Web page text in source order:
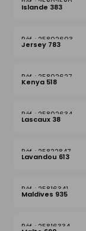
Islande 383
25802603
Jersey 783
25802627
Kenya 518
25802634
Lascaux 38
25822847
Lavandou 613
25816341
Maldives 935
25816334